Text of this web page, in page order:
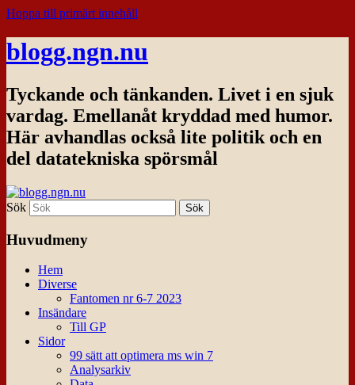
Hoppa till primärt innehåll
blogg.ngn.nu
Tyckande och tänkanden. Livet i en sjuk
vardag. Emellanåt kryddad med humor.
Här avhandlas också lite politik och en
del datatekniska spörsmål
Sök
Huvudmeny
Hem
Diverse
Fantomen nr 6-7 2023
Insändare
Till GP
Sidor
99 sätt att optimera ms win 7
Analysarkiv